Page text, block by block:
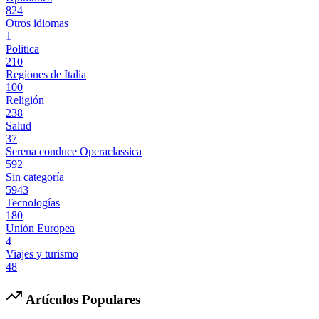
824
Otros idiomas
1
Politica
210
Regiones de Italia
100
Religión
238
Salud
37
Serena conduce Operaclassica
592
Sin categoría
5943
Tecnologías
180
Unión Europea
4
Viajes y turismo
48
Artículos Populares